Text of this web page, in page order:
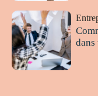
dans